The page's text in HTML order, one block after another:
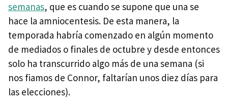
semanas, que es cuando se supone que una se
hace la amniocentesis. De esta manera, la
temporada habría comenzado en algún momento
de mediados o finales de octubre y desde entonces
solo ha transcurrido algo más de una semana (si
nos fiamos de Connor, faltarían unos diez días para
las elecciones).